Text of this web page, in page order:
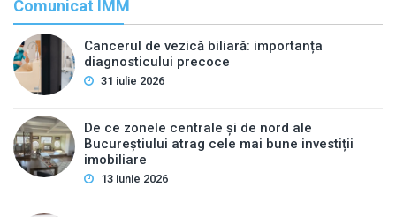
Comunicat IMM
Cancerul de vezică biliară: importanța
diagnosticului precoce
31 iulie 2026
De ce zonele centrale și de nord ale
Bucureștiului atrag cele mai bune investiții
imobiliare
13 iunie 2026